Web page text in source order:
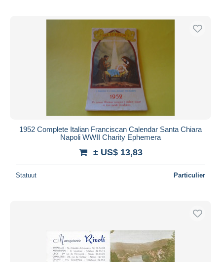
1952 Complete Italian Franciscan Calendar Santa Chiara
Napoli WWII Charity Ephemera
± US$ 13,83
Statuut Particulier